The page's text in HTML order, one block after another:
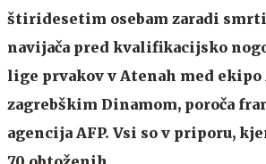
štiridesetim osebam zaradi
navijača pred kvalifikacijsko
lige prvakov v Atenah med ekipo
zagrebškim Dinamom, poroča
agencija AFP. Vsi so v priporu,